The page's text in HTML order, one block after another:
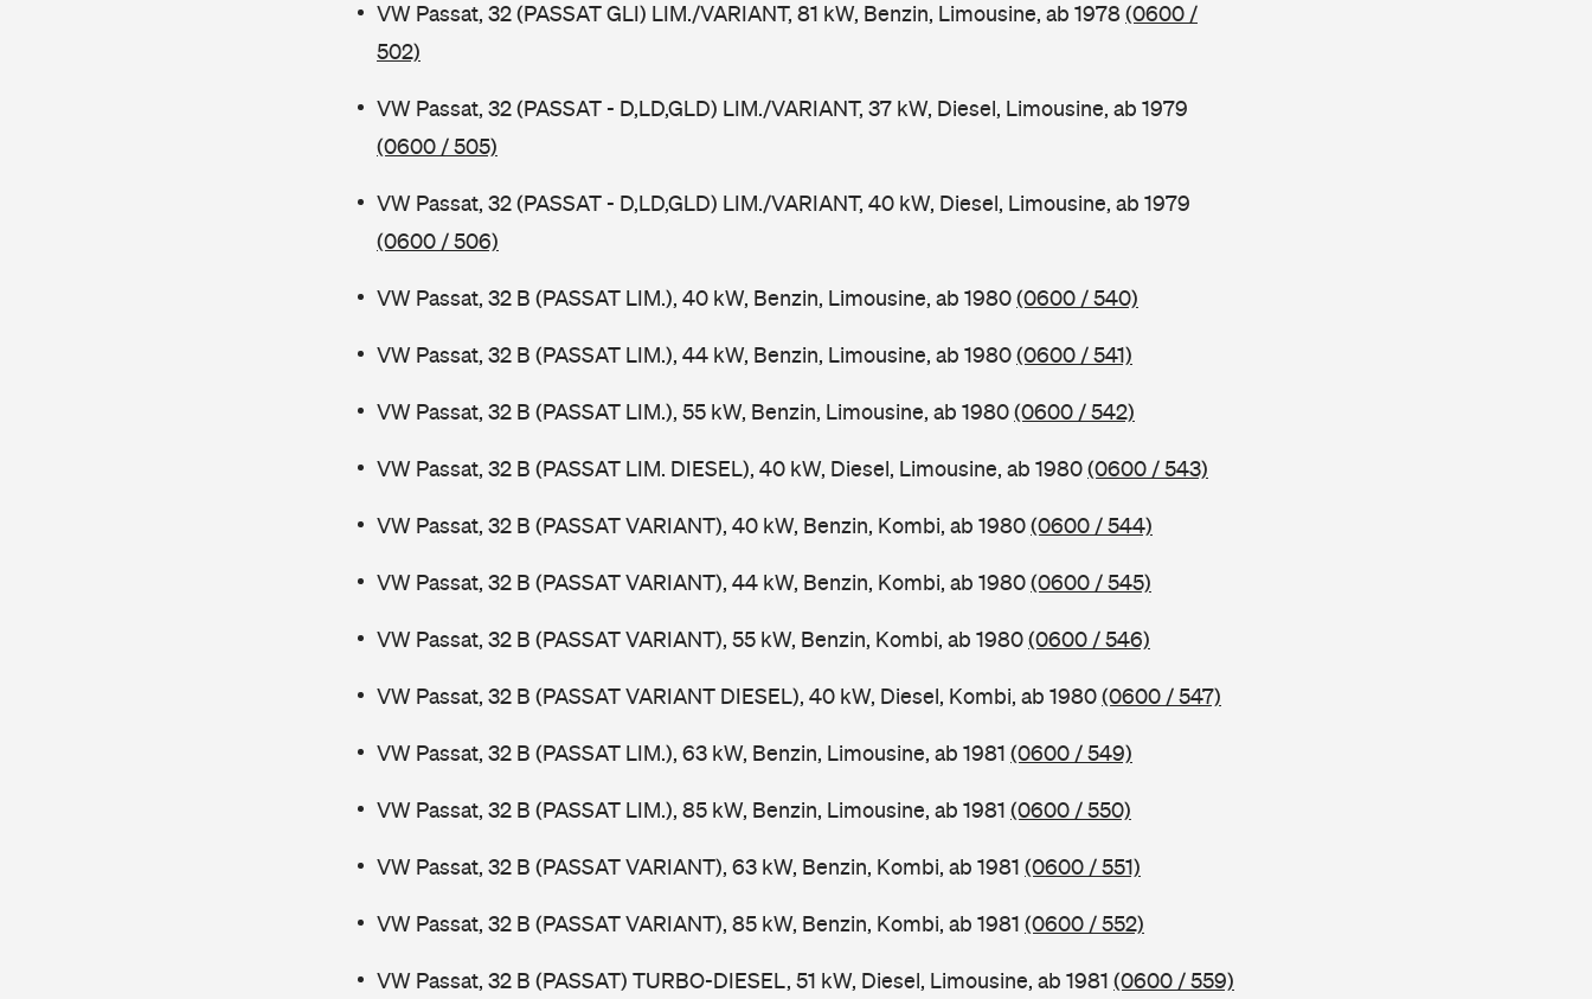
VW Passat, 32 (PASSAT GLI) LIM./VARIANT, 81 kW, Benzin, Limousine, ab 1978(0600 /
502)
VW Passat, 32 (PASSAT - D,LD,GLD) LIM./VARIANT, 37 kW, Diesel, Limousine, ab 1979
(0600 / 505)
VW Passat, 32 (PASSAT - D,LD,GLD) LIM./VARIANT, 40 kW, Diesel, Limousine, ab 1979
(0600 / 506)
VW Passat, 32 B (PASSAT LIM.), 40 kW, Benzin, Limousine, ab 1980(0600 / 540)
VW Passat, 32 B (PASSAT LIM.), 44 kW, Benzin, Limousine, ab 1980(0600 / 541)
VW Passat, 32 B (PASSAT LIM.), 55 kW, Benzin, Limousine, ab 1980(0600 / 542)
VW Passat, 32 B (PASSAT LIM. DIESEL), 40 kW, Diesel, Limousine, ab 1980(0600 / 543)
VW Passat, 32 B (PASSAT VARIANT), 40 kW, Benzin, Kombi, ab 1980(0600 / 544)
VW Passat, 32 B (PASSAT VARIANT), 44 kW, Benzin, Kombi, ab 1980(0600 / 545)
VW Passat, 32 B (PASSAT VARIANT), 55 kW, Benzin, Kombi, ab 1980(0600 / 546)
VW Passat, 32 B (PASSAT VARIANT DIESEL), 40 kW, Diesel, Kombi, ab 1980(0600 / 547)
VW Passat, 32 B (PASSAT LIM.), 63 kW, Benzin, Limousine, ab 1981 (0600 / 549)
VW Passat, 32 B (PASSAT LIM.), 85 kW, Benzin, Limousine, ab 1981 (0600 / 550)
VW Passat, 32 B (PASSAT VARIANT), 63 kW, Benzin, Kombi, ab 1981 (0600 / 551)
VW Passat, 32 B (PASSAT VARIANT), 85 kW, Benzin, Kombi, ab 1981 (0600 / 552)
VW Passat, 32 B (PASSAT) TURBO-DIESEL, 51 kW, Diesel, Limousine, ab 1981 (0600 / 559)